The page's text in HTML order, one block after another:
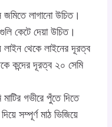
জমিতে লাগানো উচিত।
কেটে দেয়া উচিত।
লাইন থেকে লাইনের দূরত্ব
কন্দের দূরত্ব ২০ সেমি
গভীরে পুঁতে দিতে
সম্পূর্ণ মাঠ ভিজিয়ে